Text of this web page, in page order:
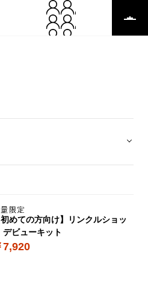
初めての方向け】リンクルショッ
デビューキット
7,920